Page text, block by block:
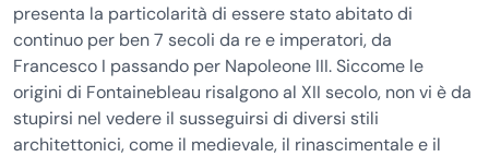
presenta la particolarità di essere stato abitato di
continuo per ben 7 secoli da re e imperatori, da
Francesco I passando per Napoleone III. Siccome le
origini di Fontainebleau risalgono al XII secolo, non vi è da
stupirsi nel vedere il susseguirsi di diversi stili
architettonici, come il medievale, il rinascimentale e il